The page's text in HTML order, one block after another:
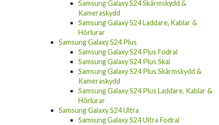
Samsung Galaxy S24 Skärmskydd &
Kameraskydd
Samsung Galaxy S24 Laddare, Kablar &
Hörlurar
Samsung Galaxy S24 Plus
Samsung Galaxy S24 Plus Fodral
Samsung Galaxy S24 Plus Skal
Samsung Galaxy S24 Plus Skärmskydd &
Kameraskydd
Samsung Galaxy S24 Plus Laddare, Kablar &
Hörlurar
Samsung Galaxy S24 Ultra
Samsung Galaxy S24 Ultra Fodral